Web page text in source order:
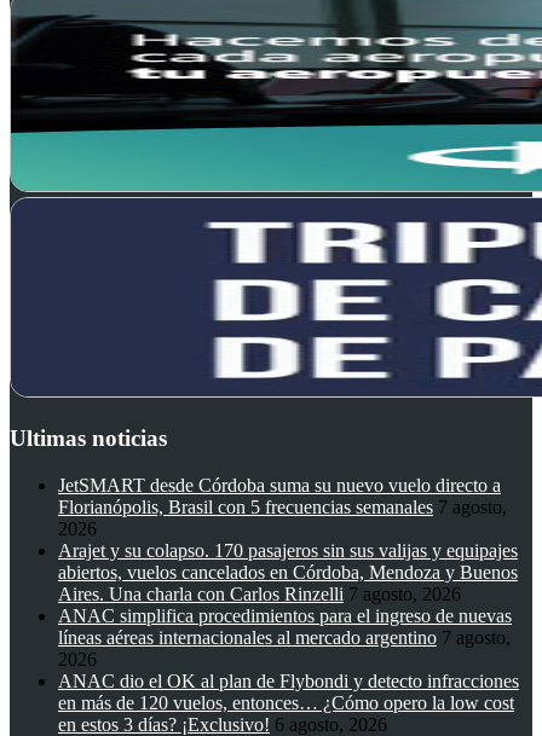
Ultimas noticias
JetSMART desde Córdoba suma su nuevo vuelo directo a
Florianópolis, Brasil con 5 frecuencias semanales 7 agosto,
2026
Arajet y su colapso. 170 pasajeros sin sus valijas y equipajes
abiertos, vuelos cancelados en Córdoba, Mendoza y Buenos
Aires. Una charla con Carlos Rinzelli 7 agosto, 2026
ANAC simplifica procedimientos para el ingreso de nuevas
líneas aéreas internacionales al mercado argentino 7 agosto,
2026
ANAC dio el OK al plan de Flybondi y detecto infracciones
en más de 120 vuelos, entonces… ¿Cómo opero la low cost
en estos 3 días? ¡Exclusivo! 6 agosto, 2026